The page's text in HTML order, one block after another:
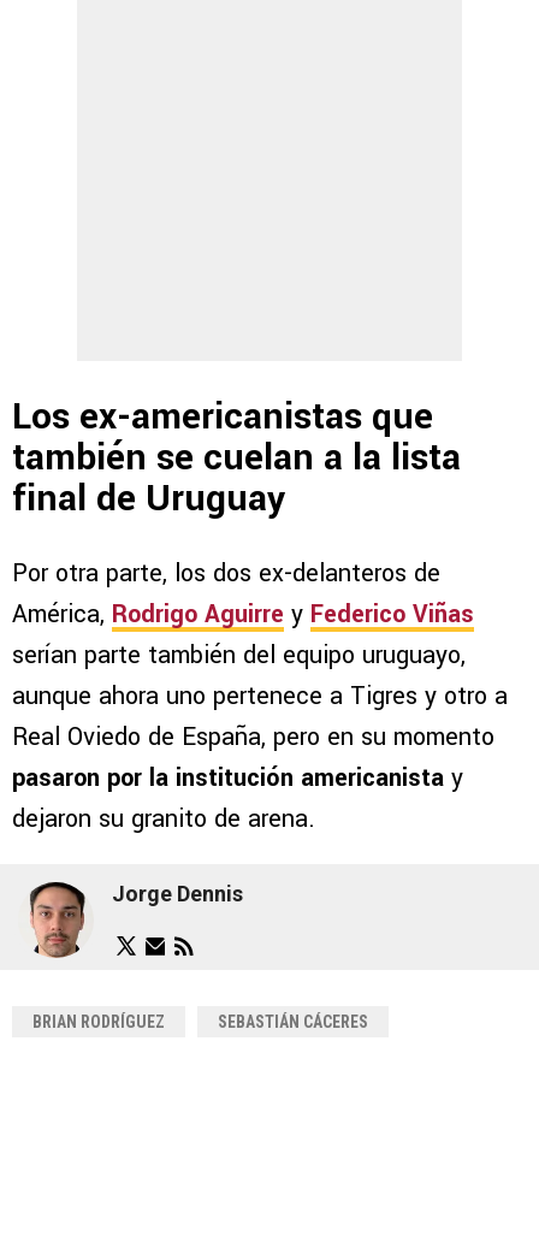
Los ex-americanistas que
también se cuelan a la lista
final de Uruguay
Por otra parte, los dos ex-delanteros de
América, Rodrigo Aguirre y Federico Viñas
serían parte también del equipo uruguayo,
aunque ahora uno pertenece a Tigres y otro a
Real Oviedo de España, pero en su momento
pasaron por la institución americanista y
dejaron su granito de arena.
Jorge Dennis
BRIAN RODRÍGUEZ SEBASTIÁN CÁCERES